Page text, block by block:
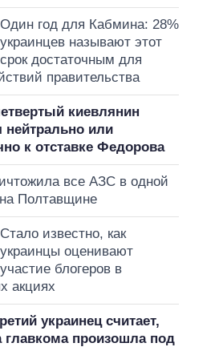
Один год для Кабмина: 28%
украинцев называют этот
срок достаточным для
правительства
киевлянин
нейтрально или
к отставке Федорова
все АЗС в одной
Полтавщине
Стало известно, как
украинцы оценивают
участие блогеров в
акциях
украинец считает,
главкома произошла под